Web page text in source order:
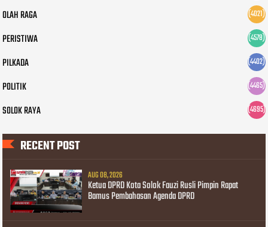
OLAH RAGA (4021)
PERISTIWA (4578)
PILKADA (4402)
POLITIK (4465)
SOLOK RAYA (4695)
RECENT POST
AUG 08, 2026
Ketua DPRD Kota Solok Fauzi Rusli Pimpin Rapat
Bamus Pembahasan Agenda DPRD